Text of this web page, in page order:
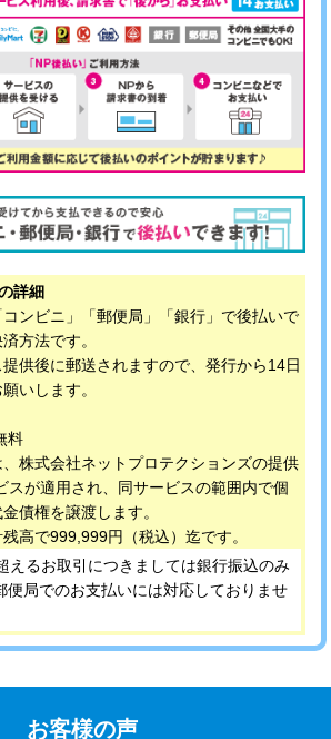
詳細
ンビニ」「郵便局」「銀行」で後払いで
方法です。
供後に郵送されますので、発行から14日
いします。
料
株式会社ネットプロテクションズの提供
スが適用され、同サービスの範囲内で個
債権を譲渡します。
高で999,999円（税込）迄です。
えるお取引につきましては銀行振込のみ
便局でのお支払いには対応しておりませ
お客様の声